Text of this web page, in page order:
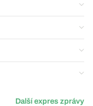
Další expres zprávy